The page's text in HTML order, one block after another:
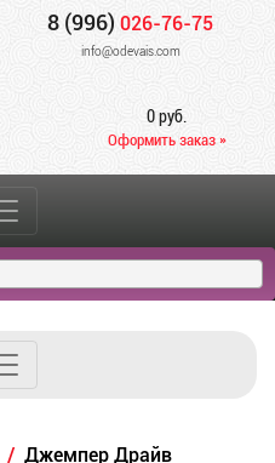
8 (996) 026-76-75
info@odevais.com
0 руб.
Оформить заказ »
Джемпер Драйв